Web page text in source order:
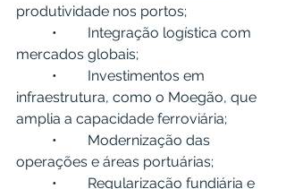
produtividade nos portos;
mercados globais;
infraestrutura, como o Moegão, que
amplia a capacidade ferroviária;
operações e áreas portuárias;